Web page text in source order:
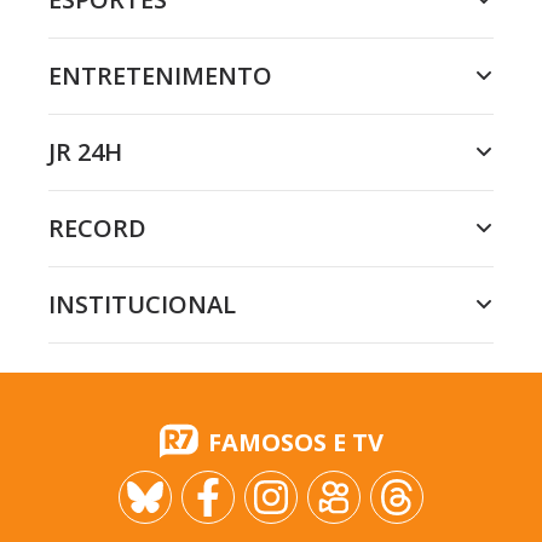
ENTRETENIMENTO
JR 24H
RECORD
INSTITUCIONAL
FAMOSOS E TV